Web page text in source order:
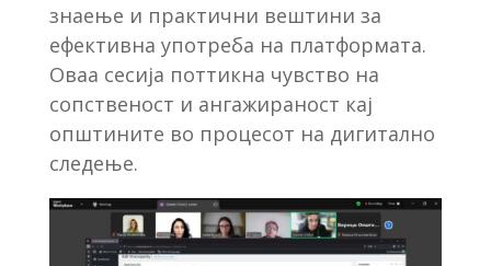
знаење и практични вештини за
ефективна употреба на платформата.
Оваа сесија поттикна чувство на
сопственост и ангажираност кај
општините во процесот на дигитално
следење.